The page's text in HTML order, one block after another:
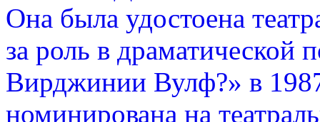
Она была удостоена
за роль в драматической
Вирджинии Вулф?» в
номинирована на